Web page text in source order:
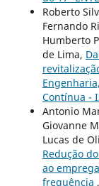
Roberto
Fernando
Humberto
de Lima,
Contínua -
Antonio
Giovanne
Lucas de
Redução
ao
frequência ,